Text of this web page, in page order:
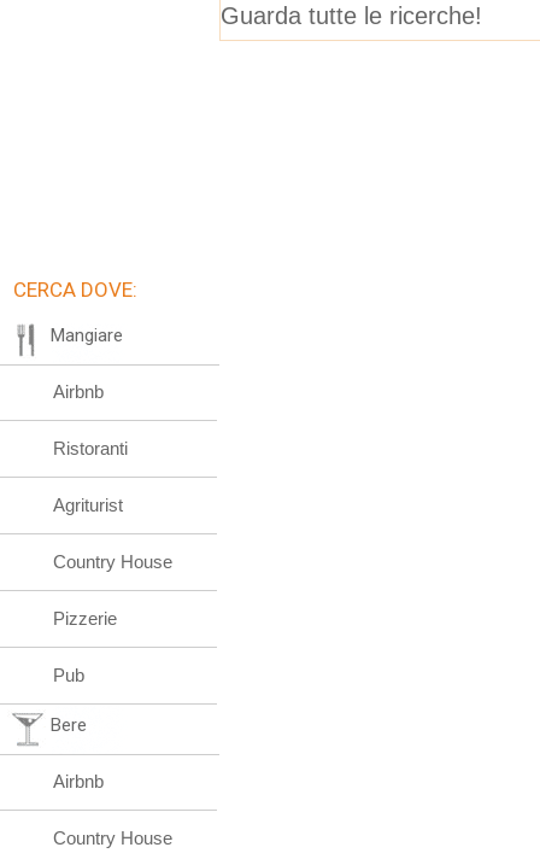
Guarda tutte le ricerche!
CERCA DOVE:
Mangiare
Airbnb
Ristoranti
Agriturist
Country House
Pizzerie
Pub
Bere
Airbnb
Country House